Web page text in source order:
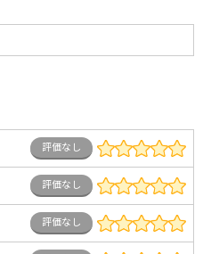
評価なし
評価なし
評価なし